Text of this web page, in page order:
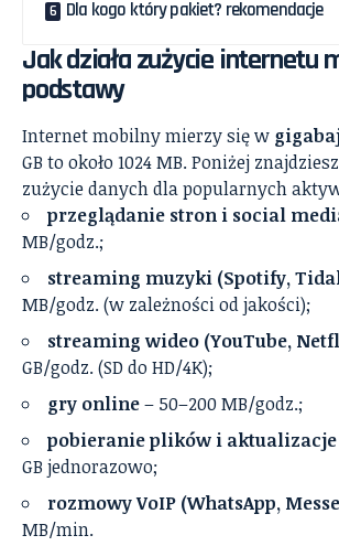
Dla kogo który pakiet? rekomendacje
Jak działa zużycie internetu
podstawy
Internet mobilny mierzy się w
GB to około 1024 MB. Poniżej
zużycie danych dla popularnych
przeglądanie stron i social
MB/godz.;
streaming muzyki (Spotify,
MB/godz. (w zależności od jakości);
streaming wideo (YouTube,
GB/godz. (SD do HD/4K);
gry online– 50–200 MB/godz.;
pobieranie plików i aktualizacje
GB jednorazowo;
rozmowy VoIP (WhatsApp,
MB/min.